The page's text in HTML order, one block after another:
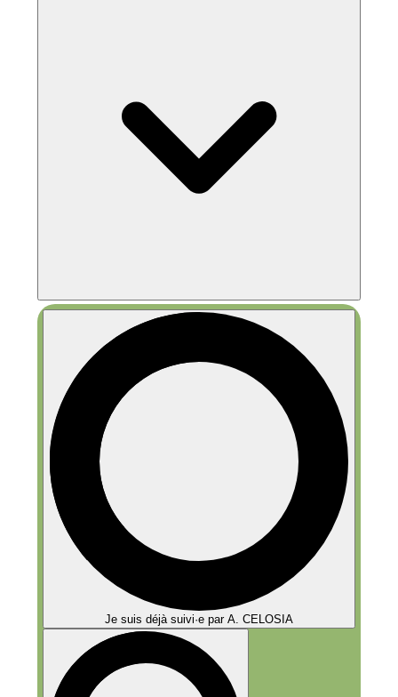
Je suis déjà suivi·e par A. CELOSIA